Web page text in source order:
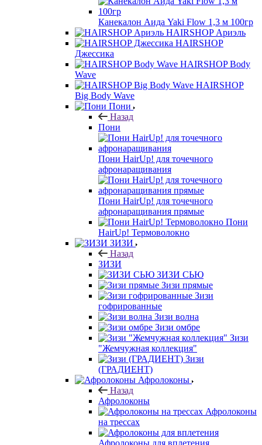
Канекалон Аида Yaki Flow 1,3 м 100гр
HAIRSHOP Ариэль
HAIRSHOP
Джессика
HAIRSHOP Body
Wave
HAIRSHOP
Big Body Wave
Пони
Назад
Пони
Пони HairUp! для точечного
афронаращивания
Пони HairUp! для точечного
афронаращивания прямые
Пони
HairUp! Термоволокно
ЗИЗИ
Назад
ЗИЗИ
ЗИЗИ СЬЮ
Зизи прямые
Зизи
гофрированные
Зизи волна
Зизи омбре
Зизи
"Жемчужная коллекция"
Зизи
(ГРАДИЕНТ)
Афролоконы
Назад
Афролоконы
Афролоконы
на трессах
Афролоконы для вплетения